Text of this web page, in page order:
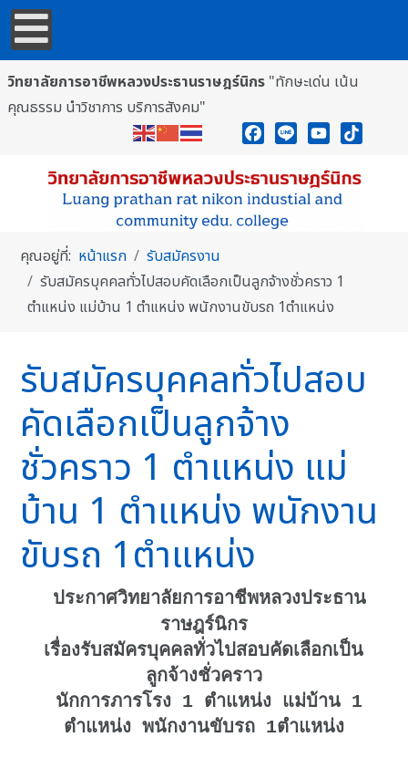
วิทยาลัยการอาชีพหลวงประธานราษฎร์นิกร "ทักษะเด่น เน้น
คุณธรรม นำวิชาการ บริการสังคม"
คุณอยู่ที่: หน้าแรก
รับสมัครงาน
รับสมัครบุคคลทั่วไปสอบคัดเลือกเป็นลูกจ้างชั่วคราว 1
ตำแหน่ง แม่บ้าน 1 ตำแหน่ง พนักงานขับรถ 1ตำแหน่ง
รับสมัครบุคคลทั่วไปสอบ
คัดเลือกเป็นลูกจ้าง
ชั่วคราว 1 ตำแหน่ง แม่
บ้าน 1 ตำแหน่ง พนักงาน
ขับรถ 1ตำแหน่ง
ประกาศวิทยาลัยการอาชีพหลวงประธาน
ราษฎร์นิกร
เรื่องรับสมัครบุคคลทั่วไปสอบคัดเลือกเป็น
ลูกจ้างชั่วคราว
นักการภารโรง 1 ตำแหน่ง แม่บ้าน 1
ตำแหน่ง พนักงานขับรถ 1ตำแหน่ง